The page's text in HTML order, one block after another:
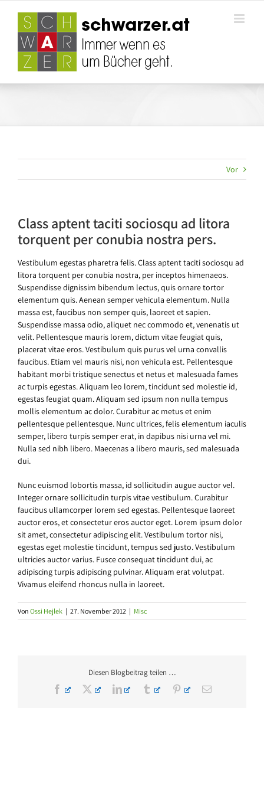
springen
Vor
Class aptent taciti sociosqu ad litora
torquent per conubia nostra pers.
Vestibulum egestas pharetra felis. Class aptent taciti sociosqu ad
litora torquent per conubia nostra, per inceptos himenaeos.
Suspendisse dignissim bibendum lectus, quis ornare tortor
elementum quis. Aenean semper vehicula elementum. Nulla
massa est, faucibus non semper quis, laoreet et sapien.
Suspendisse massa odio, aliquet nec commodo et, venenatis ut
velit. Pellentesque mauris lorem, dictum vitae feugiat quis,
placerat vitae eros. Vestibulum quis purus vel urna convallis
faucibus. Etiam vel mauris nisi, non vehicula est. Pellentesque
habitant morbi tristique senectus et netus et malesuada fames
ac turpis egestas. Aliquam leo lorem, tincidunt sed molestie id,
egestas feugiat quam. Aliquam sed ipsum non nulla tempus
mollis elementum ac dolor. Curabitur ac metus et enim
pellentesque pellentesque. Nunc ultrices, felis elementum iaculis
semper, libero turpis semper erat, in dapibus nisi urna vel mi.
Nulla sed nibh libero. Maecenas a libero mauris, sed malesuada
dui.
Nunc euismod lobortis massa, id sollicitudin augue auctor vel.
Integer ornare sollicitudin turpis vitae vestibulum. Curabitur
faucibus ullamcorper lorem sed egestas. Pellentesque laoreet
auctor eros, et consectetur eros auctor eget. Lorem ipsum dolor
sit amet, consectetur adipiscing elit. Vestibulum tortor nisi,
egestas eget molestie tincidunt, tempus sed justo. Vestibulum
ultricies auctor varius. Fusce consequat tincidunt dui, ac
adipiscing turpis adipiscing pulvinar. Aliquam erat volutpat.
Vivamus eleifend rhoncus nulla in laoreet.
Von Ossi Hejlek | 27. November 2012 | Misc
Diesen Blogbeitrag teilen …
Facebook
X LinkedInTumblr PinterestE-